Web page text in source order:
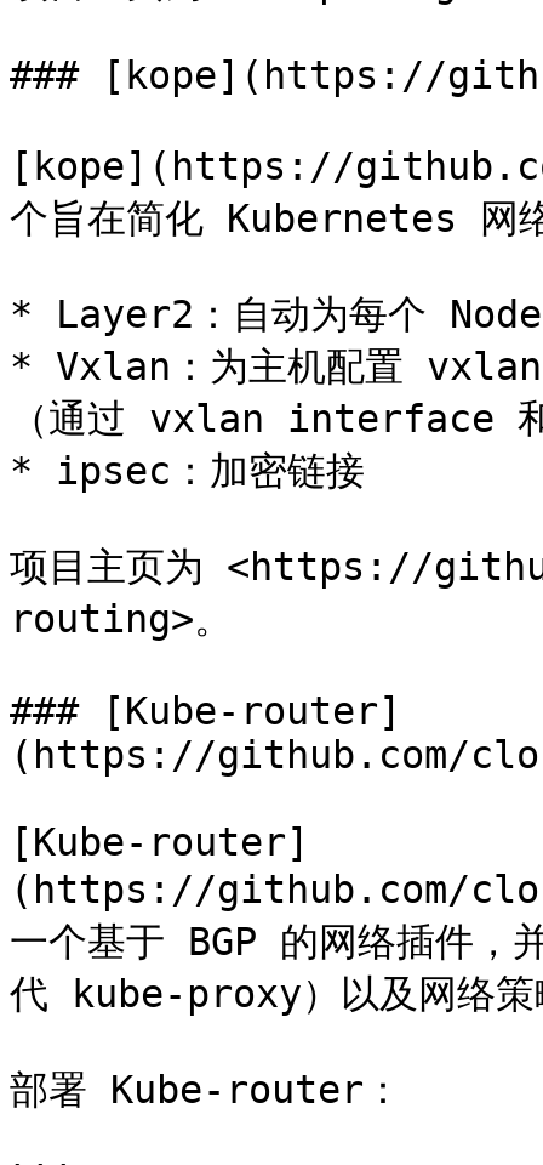
### [kope](https://
[kope](https://
个旨在简化 Kubernetes 网
* Layer2：自动为每个
* Vxlan：为主机配置 vxlan
（通过 vxlan interface
* ipsec：加密链接
项目主页为 <https://
routing>。
### [Kube-router]
(https://github.com/
[Kube-router]
(https://github.com/
一个基于 BGP 的网络插件
代 kube-proxy）以及网络策
部署 Kube-router：